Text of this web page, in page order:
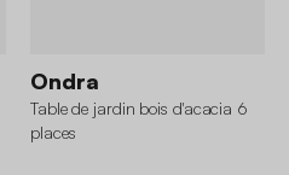
Ondra
Table de jardin bois d'acacia 6
places